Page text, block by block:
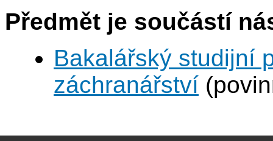
Předmět je součástí
Bakalářský studijní
záchranářství